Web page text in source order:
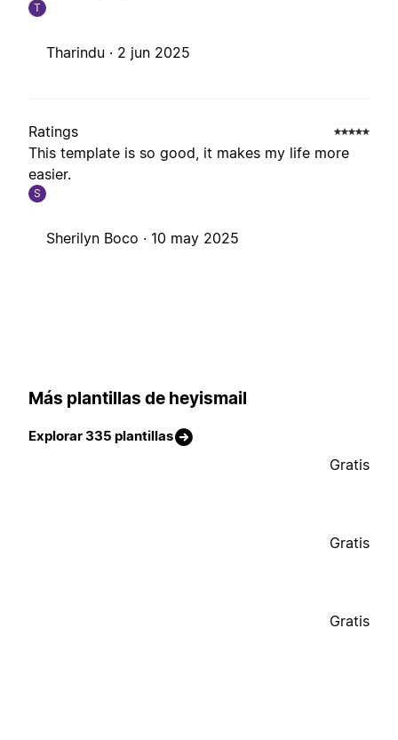
T
Tharindu · 2 jun 2025
Ratings
This template is so good, it makes my life more
easier.
S
Sherilyn Boco · 10 may 2025
Más plantillas de heyismail
Explorar 335 plantillas
Gratis
Gratis
Gratis